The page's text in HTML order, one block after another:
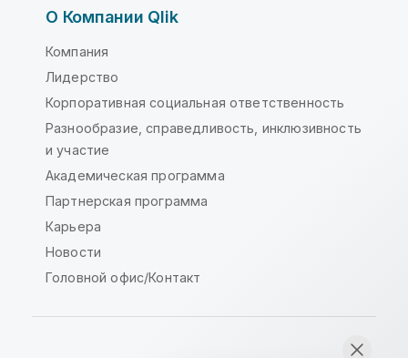
О Компании Qlik
Компания
Лидерство
Корпоративная социальная ответственность
Разнообразие, справедливость, инклюзивность
и участие
Академическая программа
Партнерская программа
Карьера
Новости
Головной офис/Контакт